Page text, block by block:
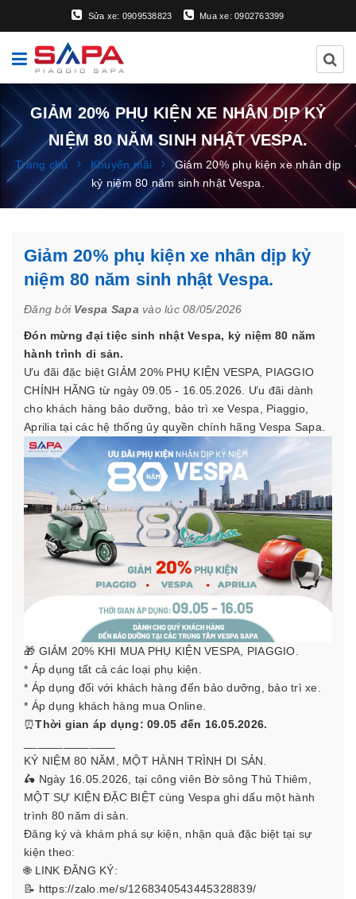
Sửa xe: 0909538823 Mua xe: 0902763399
GIẢM 20% PHỤ KIỆN XE NHÂN DỊP KỶ
NIỆM 80 NĂM SINH NHẬT VESPA.
Trang chủ Khuyến mãi
Giảm 20% phụ kiện xe nhân dịp
kỷ niệm 80 năm sinh nhật Vespa.
Giảm 20% phụ kiện xe nhân dịp kỷ
niệm 80 năm sinh nhật Vespa.
Đăng bởi Vespa Sapa vào lúc 08/05/2026
Đón mừng đại tiệc sinh nhật Vespa, kỷ niệm 80 năm
hành trình di sản.
Ưu đãi đặc biệt GIẢM 20% PHỤ KIỆN VESPA, PIAGGIO
CHÍNH HÃNG từ ngày 09.05 - 16.05.2026. Ưu đãi dành
cho khách hàng bảo dưỡng, bảo trì xe Vespa, Piaggio,
Aprilia tại các hệ thống ủy quyền chính hãng Vespa Sapa.
🎁 GIẢM 20% KHI MUA PHỤ KIỆN VESPA, PIAGGIO.
* Áp dụng tất cả các loại phụ kiện.
* Áp dụng đối với khách hàng đến bảo dưỡng, bảo trì xe.
* Áp dụng khách hàng mua Online.
⏰Thời gian áp dụng: 09.05 đến 16.05.2026.
KỶ NIỆM 80 NĂM, MỘT HÀNH TRÌNH DI SẢN.
🛵 Ngày 16.05.2026, tại công viên Bờ sông Thủ Thiêm,
MỘT SỰ KIỆN ĐẶC BIỆT cùng Vespa ghi dấu một hành
trình 80 năm di sản.
Đăng ký và khám phá sự kiện, nhận quà đặc biệt tại sự
kiện theo:
🌐 LINK ĐĂNG KÝ:
📝 https://zalo.me/s/1268340543445328839/